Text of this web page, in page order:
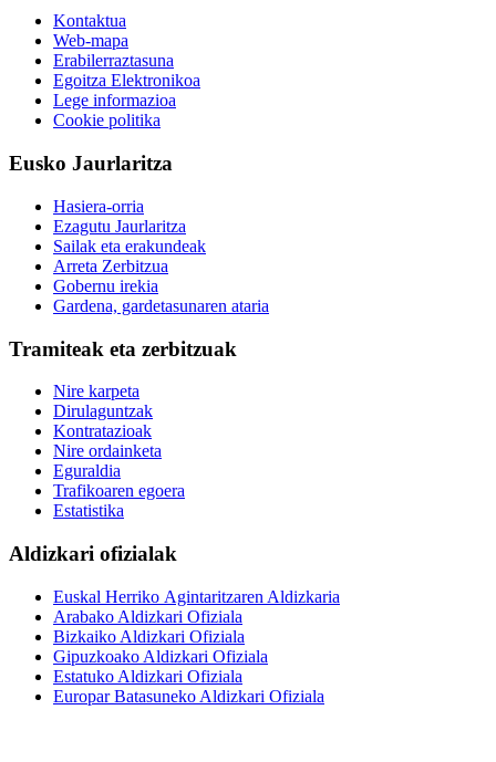
Kontaktua
Web-mapa
Erabilerraztasuna
Egoitza Elektronikoa
Lege informazioa
Cookie politika
Eusko Jaurlaritza
Hasiera-orria
Ezagutu Jaurlaritza
Sailak eta erakundeak
Arreta Zerbitzua
Gobernu irekia
Gardena, gardetasunaren ataria
Tramiteak eta zerbitzuak
Nire karpeta
Dirulaguntzak
Kontratazioak
Nire ordainketa
Eguraldia
Trafikoaren egoera
Estatistika
Aldizkari ofizialak
Euskal Herriko Agintaritzaren Aldizkaria
Arabako Aldizkari Ofiziala
Bizkaiko Aldizkari Ofiziala
Gipuzkoako Aldizkari Ofiziala
Estatuko Aldizkari Ofiziala
Europar Batasuneko Aldizkari Ofiziala